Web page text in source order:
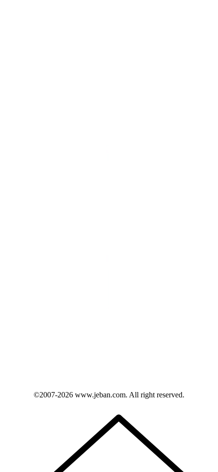
©2007-2026 www.jeban.com. All right reserved.